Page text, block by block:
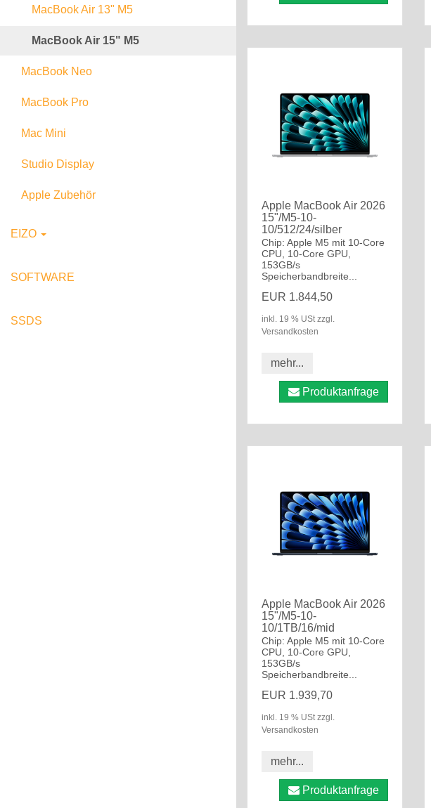
MacBook Air 13" M5
MacBook Air 15" M5
MacBook Neo
MacBook Pro
MacBook Pro 14" M5
MacBook Pro 16" M5
Mac Mini
Mac mini M4
Studio Display
Apple Zubehör
EIZO
SOFTWARE
SSDS
Apple MacBook Air 2026
15"/M5-10-
10/512/24/silber
Chip: Apple M5 mit 10-Core
CPU, 10-Core GPU,
153GB/s
Speicherbandbreite...
EUR 1.844,50
inkl. 19 % USt zzgl.
Versandkosten
mehr...
Produktanfrage
Apple MacBook Air 2026
15"/M5-10-
10/1TB/16/mid
Chip: Apple M5 mit 10-Core
CPU, 10-Core GPU,
153GB/s
Speicherbandbreite...
EUR 1.939,70
inkl. 19 % USt zzgl.
Versandkosten
mehr...
Produktanfrage